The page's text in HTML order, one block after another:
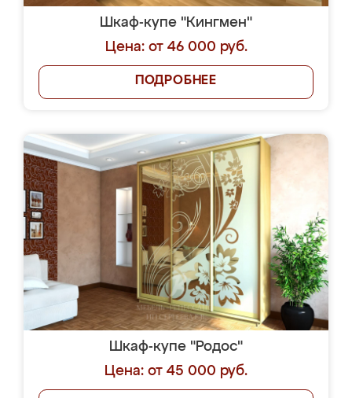
Шкаф-купе "Кингмен"
Цена: от 46 000 руб.
ПОДРОБНЕЕ
Шкаф-купе "Родос"
Цена: от 45 000 руб.